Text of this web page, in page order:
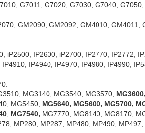
G7011, G7020, G7030, G7040, G7050,
GM2090, GM2092, GM4010, GM4011,
iP2500, IP2600, iP2700, IP2770, IP2772,
IP4940, IP4970, IP4980, IP4990,
MG3140, MG3540, MG3570,
MG5450, MG5640, MG5600, MG5700,
, MG7540, MG7770, MG8140, MG8170,
MP280, MP287, MP480, MP490, MP497,